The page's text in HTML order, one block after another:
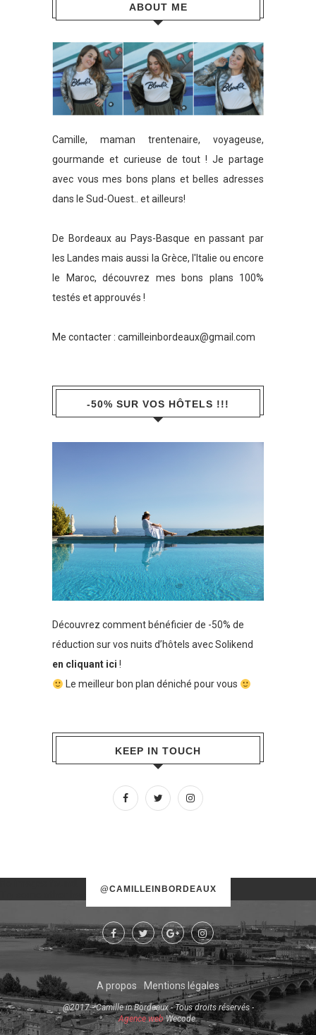
ABOUT ME
Camille, maman trentenaire, voyageuse,
gourmande et curieuse de tout ! Je partage
avec vous mes bons plans et belles adresses
dans le Sud-Ouest.. et ailleurs!
De Bordeaux au Pays-Basque en passant par
les Landes mais aussi la Grèce, l'Italie ou encore
le Maroc, découvrez mes bons plans 100%
testés et approuvés !
Me contacter : camilleinbordeaux@gmail.com
-50% SUR VOS HÔTELS !!!
Découvrez comment bénéficier de -50% de
réduction sur vos nuits d’hôtels avec Solikend
en cliquant ici !
Le meilleur bon plan déniché pour vous
KEEP IN TOUCH
@CAMILLEINBORDEAUX
Try some other hashtag or username
A propos Mentions légales
@2017 - Camille in Bordeaux - Tous droits réservés -
Agence webWecode.